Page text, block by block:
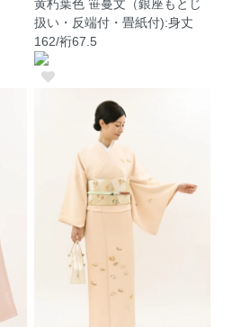
黄朽葉色 笹蔓文（銀座もとじ
扱い・反端付・畳紙付):身丈
162/裄67.5